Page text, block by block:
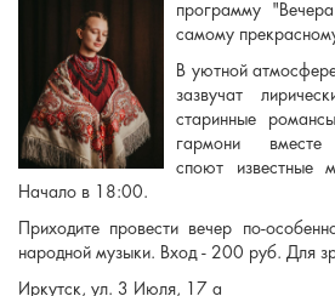
программу
самому
В уютной
зазвучат
старинные
гармони
споют известные
Начало в 18:00.
Приходите провести вечер по-
народной музыки. Вход - 200 руб. Для
Иркутск, ул. 3 Июля, 17 а